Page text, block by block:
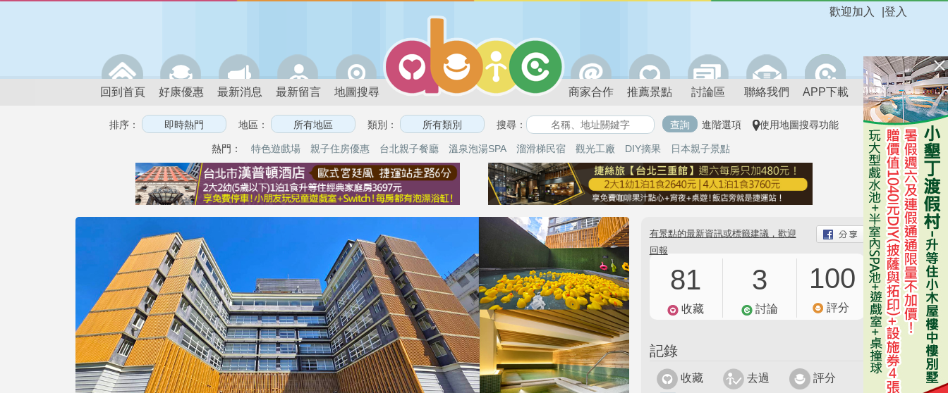
登入
歡迎加入
回到首頁 好康優惠 最新消息 最新留言 地圖搜尋 商家合作 推薦景點 討論區 聯絡我們 APP下載
排序： 地區： 類別： 搜尋： 進階選項 使用地圖搜尋功能
熱門： 特色遊戲場 親子住房優惠 台北親子餐廳 溫泉泡湯SPA 溜滑梯民宿 觀光工廠 DIY摘果 日本親子景點
有景點的最新資訊或標籤建議，歡迎
回報
81
收藏
3
討論
100
評分
記錄
收藏 去過 評分